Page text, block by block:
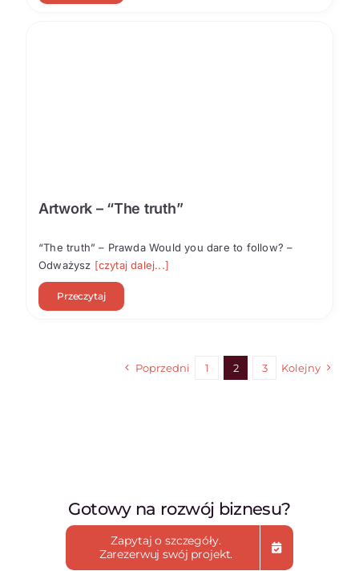
Artwork – “The truth”
“The truth” – Prawda Would you dare to follow? –
Odważysz [czytaj dalej...]
Przeczytaj
Poprzedni 1 2 3 Kolejny
Gotowy na rozwój biznesu?
Zapytaj o szczegóły.
Zarezerwuj swój projekt.